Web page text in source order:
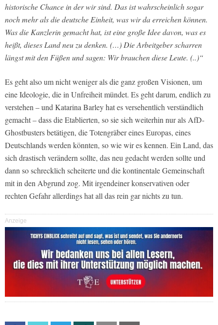
historische Chance in der wir sind. Das ist wahrscheinlich sogar
noch mehr als die deutsche Einheit, was wir da erreichen können.
Was die Kanzlerin gemacht hat, ist eine große Idee davon, was es
heißt, dieses Land neu zu denken. (…) Die Arbeitgeber scharren
längst mit den Füßen und sagen: Wir brauchen diese Leute. (..)“
Es geht also um nicht weniger als die ganz großen Visionen, um
eine Ideologie, die in Unfreiheit mündet. Es geht darum, endlich zu
verstehen – und Katarina Barley hat es versehentlich verständlich
gemacht – dass die Etablierten, so sie sich weiterhin nur als AfD-
Ghostbusters betätigen, die Totengräber eines Europas, eines
Deutschlands werden könnten, so wie wir es kennen. Ein Land, das
sich drastisch verändern sollte, das neu gedacht werden sollte und
dann so schrecklich scheiterte und die kontinentale Gemeinschaft
mit in den Abgrund zog. Mit irgendeiner konservativen oder
rechten Gefahr allerdings hat all das rein gar nichts zu tun.
Anzeige